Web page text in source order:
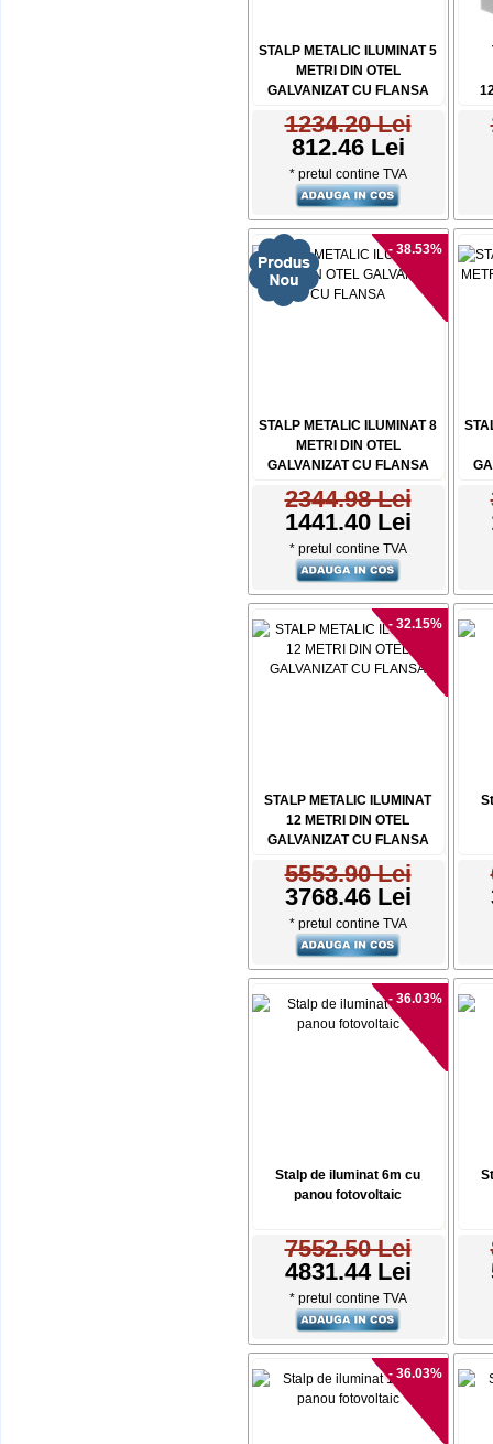
STALP METALIC ILUMINAT 5
METRI DIN OTEL
GALVANIZAT CU FLANSA
1234.20 Lei
812.46 Lei
* pretul contine TVA
- 38.53%
STALP METALIC ILUMINAT 8
METRI DIN OTEL
GALVANIZAT CU FLANSA
2344.98 Lei
1441.40 Lei
* pretul contine TVA
- 32.15%
STALP METALIC ILUMINAT
12 METRI DIN OTEL
GALVANIZAT CU FLANSA
5553.90 Lei
3768.46 Lei
* pretul contine TVA
- 36.03%
Stalp de iluminat 6m cu
panou fotovoltaic
7552.50 Lei
4831.44 Lei
* pretul contine TVA
- 36.03%